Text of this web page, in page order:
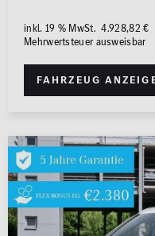
inkl. 19 % MwSt. 4.928,82 €
Mehrwertsteuer ausweisbar
Fahrzeug